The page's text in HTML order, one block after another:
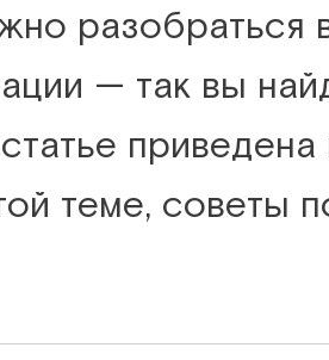
разобраться
— так вы
приведена
теме, советы